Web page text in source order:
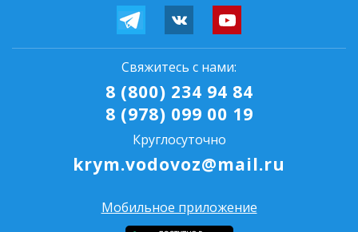
Свяжитесь с нами:
8 (800) 234 94 84
8 (978) 099 00 19
Круглосуточно
krym.vodovoz@mail.ru
Мобильное приложение